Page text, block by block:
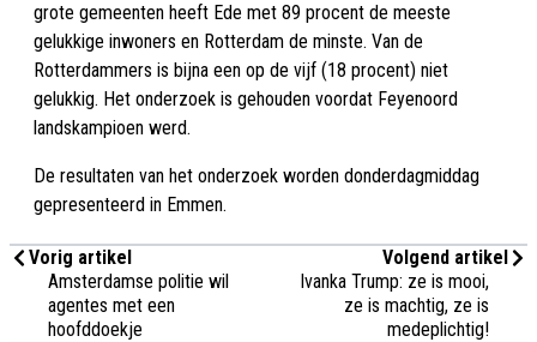
grote gemeenten heeft Ede met 89 procent de meeste
gelukkige inwoners en Rotterdam de minste. Van de
Rotterdammers is bijna een op de vijf (18 procent) niet
gelukkig. Het onderzoek is gehouden voordat Feyenoord
landskampioen werd.
De resultaten van het onderzoek worden donderdagmiddag
gepresenteerd in Emmen.
Vorig artikel
Amsterdamse politie wil
agentes met een
hoofddoekje
Volgend artikel
Ivanka Trump: ze is mooi,
ze is machtig, ze is
medeplichtig!